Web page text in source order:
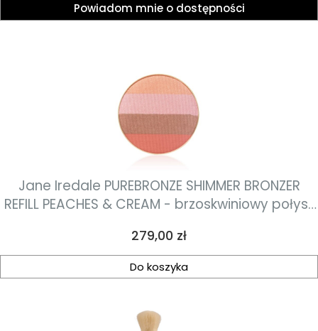
Powiadom mnie o dostępności
Jane Iredale PUREBRONZE SHIMMER BRONZER
REFILL PEACHES & CREAM - brzoskwiniowy połysk
Cena
279,00 zł
Do koszyka